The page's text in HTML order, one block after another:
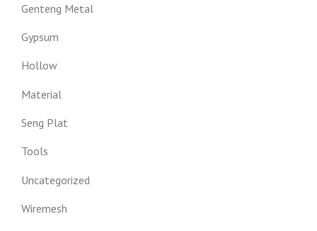
Genteng Metal
Gypsum
Hollow
Material
Seng Plat
Tools
Uncategorized
Wiremesh